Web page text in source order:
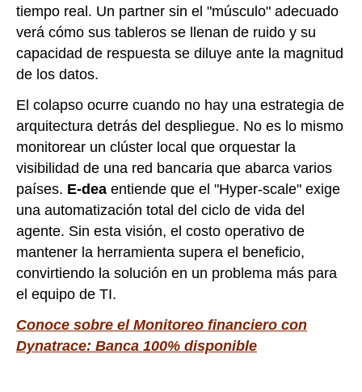
tiempo real. Un partner sin el "músculo" adecuado
verá cómo sus tableros se llenan de ruido y su
capacidad de respuesta se diluye ante la magnitud
de los datos.
El colapso ocurre cuando no hay una estrategia de
arquitectura detrás del despliegue. No es lo mismo
monitorear un clúster local que orquestar la
visibilidad de una red bancaria que abarca varios
países. E-dea entiende que el "Hyper-scale" exige
una automatización total del ciclo de vida del
agente. Sin esta visión, el costo operativo de
mantener la herramienta supera el beneficio,
convirtiendo la solución en un problema más para
el equipo de TI.
Conoce sobre el Monitoreo financiero con
Dynatrace: Banca 100% disponible